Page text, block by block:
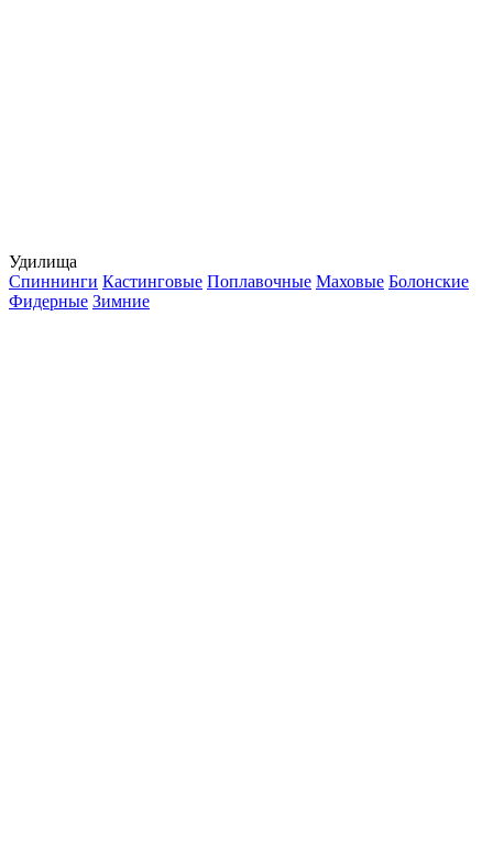
Удилища
Спиннинги Кастинговые Поплавочные Маховые Болонские
Фидерные Зимние